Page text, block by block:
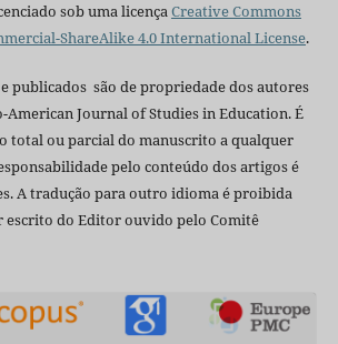
sob uma licençaCreative Commons
ShareAlike 4.0 International License.
publicados são de propriedade dos autores
Journal of Studies in Education. É
total ou parcial do manuscrito a qualquer
pelo conteúdo dos artigos é
A tradução para outro idioma é proibida
escrito do Editor ouvido pelo Comitê